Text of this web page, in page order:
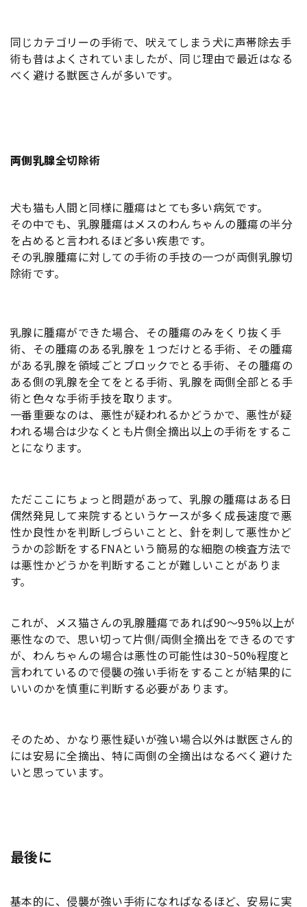
同じカテゴリーの手術で、吠えてしまう犬に声帯除去手
術も昔はよくされていましたが、同じ理由で最近はなる
べく避ける獣医さんが多いです。
両側乳腺全切除術
犬も猫も人間と同様に腫瘍はとても多い病気です。
その中でも、乳腺腫瘍はメスのわんちゃんの腫瘍の半分
を占めると言われるほど多い疾患です。
その乳腺腫瘍に対しての手術の手技の一つが両側乳腺切
除術です。
乳腺に腫瘍ができた場合、その腫瘍のみをくり抜く手
術、その腫瘍のある乳腺を１つだけとる手術、その腫瘍
がある乳腺を領域ごとブロックでとる手術、その腫瘍の
ある側の乳腺を全てをとる手術、乳腺を両側全部とる手
術と色々な手術手技を取ります。
一番重要なのは、悪性が疑われるかどうかで、悪性が疑
われる場合は少なくとも片側全摘出以上の手術をするこ
とになります。
ただここにちょっと問題があって、乳腺の腫瘍はある日
偶然発見して来院するというケースが多く成長速度で悪
性か良性かを判断しづらいことと、針を刺して悪性かど
うかの診断をするFNAという簡易的な細胞の検査方法で
は悪性かどうかを判断することが難しいことがありま
す。
これが、メス猫さんの乳腺腫瘍であれば90〜95%以上が
悪性なので、思い切って片側/両側全摘出をできるのです
が、わんちゃんの場合は悪性の可能性は30~50%程度と
言われているので侵襲の強い手術をすることが結果的に
いいのかを慎重に判断する必要があります。
そのため、かなり悪性疑いが強い場合以外は獣医さん的
には安易に全摘出、特に両側の全摘出はなるべく避けた
いと思っています。
最後に
基本的に、侵襲が強い手術になればなるほど、安易に実